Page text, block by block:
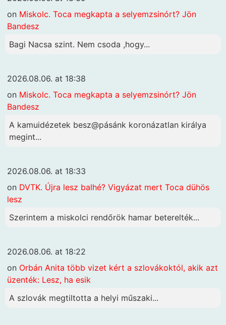
on Miskolc. Toca megkapta a selyemzsinórt? Jön
Bandesz
Bagi Nacsa szint. Nem csoda ,hogy...
2026.08.06. at 18:38
on Miskolc. Toca megkapta a selyemzsinórt? Jön
Bandesz
A kamuidézetek besz@pásánk koronázatlan királya
megint...
2026.08.06. at 18:33
on DVTK. Újra lesz balhé? Vigyázat mert Toca dühös
lesz
Szerintem a miskolci rendőrök hamar beterelték...
2026.08.06. at 18:22
on Orbán Anita több vizet kért a szlovákoktól, akik azt
üzenték: Lesz, ha esik
A szlovák megtiltotta a helyi műszaki...